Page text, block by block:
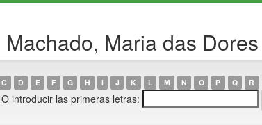
Maria das Dores
C D E F G H I J K L M N O P Q R
O introducir las primeras letras: